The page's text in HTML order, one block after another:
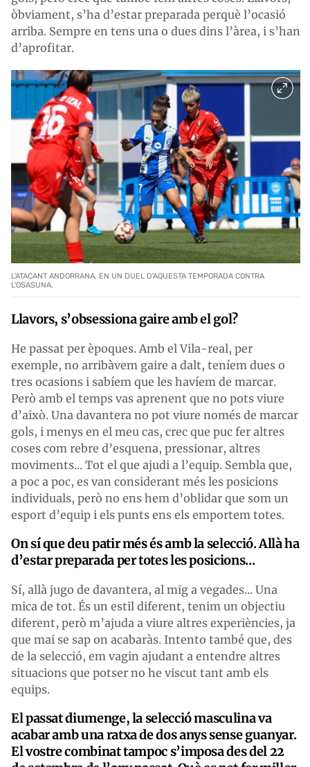
òbviament, s’ha d’estar preparada perquè l’ocasió
arriba. Sempre en tens una o dues dins l’àrea, i s’han
d’aprofitar.
L'ATACANT ANDORRANA, EN UN DUEL D'AQUESTA TEMPORADA CONTRA
L'OSASUNA.
Llavors, s’obsessiona gaire amb el gol?
He passat per èpoques. Amb el Vila-real, per
exemple, no arribàvem gaire a dalt, teníem dues o
tres ocasions i sabíem que les havíem de marcar.
Però amb el temps vas aprenent que no pots viure
d’això. Una davantera no pot viure només de marcar
gols, i menys en el meu cas, crec que puc fer altres
coses com rebre d’esquena, pressionar, altres
moviments... Tot el que ajudi a l’equip. Sembla que,
a poc a poc, es van considerant més les posicions
individuals, però no ens hem d’oblidar que som un
esport d’equip i els punts ens els emportem totes.
On sí que deu patir més és amb la selecció. Allà ha
d’estar preparada per totes les posicions...
Sí, allà jugo de davantera, al mig a vegades... Una
mica de tot. És un estil diferent, tenim un objectiu
diferent, però m’ajuda a viure altres experiències, ja
que mai se sap on acabaràs. Intento també que, des
de la selecció, em vagin ajudant a entendre altres
situacions que potser no he viscut tant amb els
equips.
El passat diumenge, la selecció masculina va
acabar amb una ratxa de dos anys sense guanyar.
El vostre combinat tampoc s’imposa des del 22